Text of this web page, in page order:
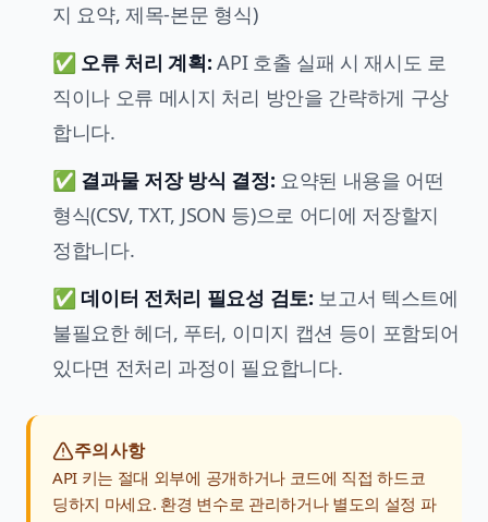
지 요약, 제목-본문 형식)
✅ 오류 처리 계획: API 호출 실패 시 재시도 로
직이나 오류 메시지 처리 방안을 간략하게 구상
합니다.
✅ 결과물 저장 방식 결정: 요약된 내용을 어떤
형식(CSV, TXT, JSON 등)으로 어디에 저장할지
정합니다.
✅ 데이터 전처리 필요성 검토: 보고서 텍스트에
불필요한 헤더, 푸터, 이미지 캡션 등이 포함되어
있다면 전처리 과정이 필요합니다.
주의사항
API 키는 절대 외부에 공개하거나 코드에 직접 하드코
딩하지 마세요. 환경 변수로 관리하거나 별도의 설정 파